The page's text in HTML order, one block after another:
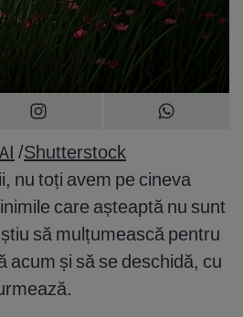
/Shutterstock
nu toți avem pe cineva
care așteaptă nu sunt
să mulțumească pentru
acum și să se deschidă, cu